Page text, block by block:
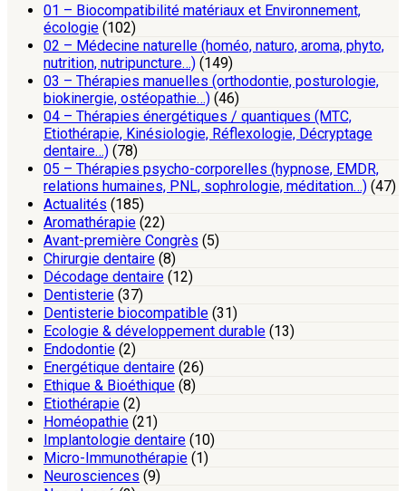
01 – Biocompatibilité matériaux et Environnement,
écologie (102)
02 – Médecine naturelle (homéo, naturo, aroma, phyto,
nutrition, nutripuncture…) (149)
03 – Thérapies manuelles (orthodontie, posturologie,
biokinergie, ostéopathie…) (46)
04 – Thérapies énergétiques / quantiques (MTC,
Etiothérapie, Kinésiologie, Réflexologie, Décryptage
dentaire…) (78)
05 – Thérapies psycho-corporelles (hypnose, EMDR,
relations humaines, PNL, sophrologie, méditation…) (47)
Actualités (185)
Aromathérapie (22)
Avant-première Congrès (5)
Chirurgie dentaire (8)
Décodage dentaire (12)
Dentisterie (37)
Dentisterie biocompatible (31)
Ecologie & développement durable (13)
Endodontie (2)
Energétique dentaire (26)
Ethique & Bioéthique (8)
Etiothérapie (2)
Homéopathie (21)
Implantologie dentaire (10)
Micro-Immunothérapie (1)
Neurosciences (9)